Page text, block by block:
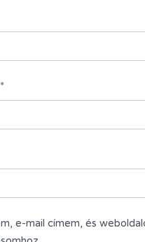
*
e-mail címem, és